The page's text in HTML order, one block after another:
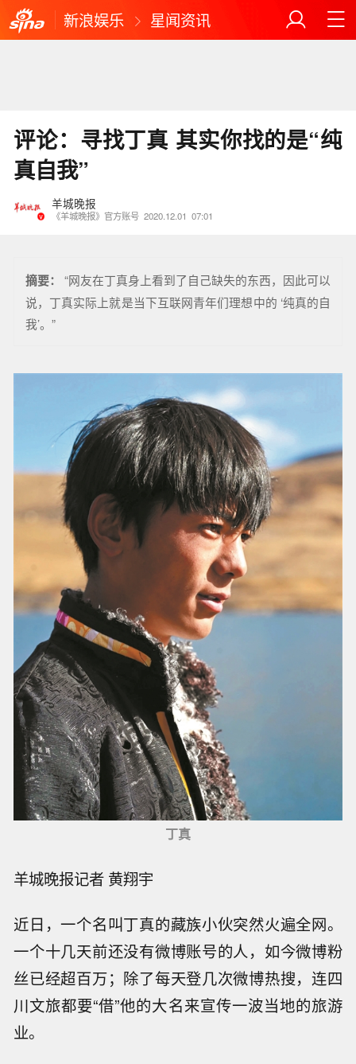
新浪娱乐 星闻资讯
评论：寻找丁真 其实你找的是“纯
真自我”
羊城晚报
《羊城晚报》官方账号 2020.12.01 07:01
摘要：
“网友在丁真身上看到了自己缺失的东西，因此可以
说，丁真实际上就是当下互联网青年们理想中的 ‘纯真的自
我’。”
丁真
羊城晚报记者 黄翔宇
近日，一个名叫丁真的藏族小伙突然火遍全网。
一个十几天前还没有微博账号的人，如今微博粉
丝已经超百万；除了每天登几次微博热搜，连四
川文旅都要“借”他的大名来宣传一波当地的旅游
业。